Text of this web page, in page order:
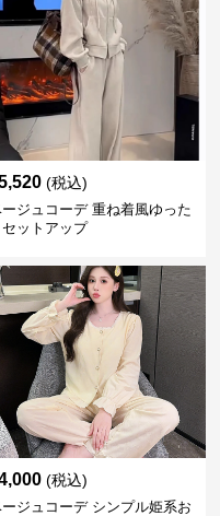
(税込)
ジュコーデ 重ね着風ゆった
セットアップ
(税込)
ジュコーデ シンプル姫系お